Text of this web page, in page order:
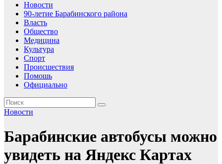
Новости
90-летие Барабинского района
Власть
Общество
Медицина
Культура
Спорт
Происшествия
Помошь
Официально
Новости
Барабинские автобусы можно
увидеть на Яндекс Картах